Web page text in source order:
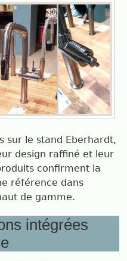
sur le stand Eberhardt,
design raffiné et leur
confirment la
référence dans
de gamme.
intégrées